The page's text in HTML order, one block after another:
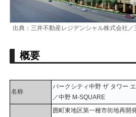
出典：三井不動産レジデンシャル株式会社／
概要
名称
パークシティ中野 ザ タワー
／中野 M-SQUARE
囲町東地区第一種市街地再開